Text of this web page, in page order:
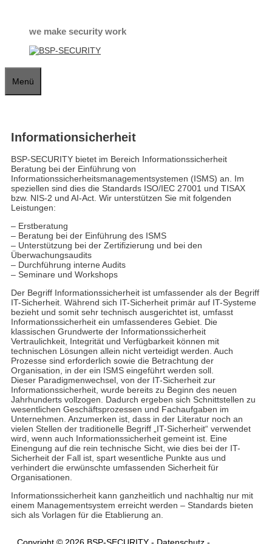
springenwe make security work
Menü
Informationsicherheit
BSP-SECURITY bietet im Bereich Informationssicherheit
Beratung bei der Einführung von
Informationssicherheitsmanagementsystemen (ISMS) an. Im
speziellen sind dies die Standards ISO/IEC 27001 und TISAX
bzw. NIS-2 und AI-Act. Wir unterstützen Sie mit folgenden
Leistungen:
– Erstberatung
– Beratung bei der Einführung des ISMS
– Unterstützung bei der Zertifizierung und bei den
Überwachungsaudits
– Durchführung interne Audits
– Seminare und Workshops
Der Begriff Informationssicherheit ist umfassender als der Begriff
IT-Sicherheit. Während sich IT-Sicherheit primär auf IT-Systeme
bezieht und somit sehr technisch ausgerichtet ist, umfasst
Informationssicherheit ein umfassenderes Gebiet. Die
klassischen Grundwerte der Informationssicherheit
Vertraulichkeit, Integrität und Verfügbarkeit können mit
technischen Lösungen allein nicht verteidigt werden. Auch
Prozesse sind erforderlich sowie die Betrachtung der
Organisation, in der ein ISMS eingeführt werden soll.
Dieser Paradigmenwechsel, von der IT-Sicherheit zur
Informationssicherheit, wurde bereits zu Beginn des neuen
Jahrhunderts vollzogen. Dadurch ergeben sich Schnittstellen zu
wesentlichen Geschäftsprozessen und Fachaufgaben im
Unternehmen. Anzumerken ist, dass in der Literatur noch an
vielen Stellen der traditionelle Begriff „IT-Sicherheit“ verwendet
wird, wenn auch Informationssicherheit gemeint ist. Eine
Einengung auf die rein technische Sicht, wie dies bei der IT-
Sicherheit der Fall ist, spart wesentliche Punkte aus und
verhindert die erwünschte umfassenden Sicherheit für
Organisationen.
Informationssicherheit kann ganzheitlich und nachhaltig nur mit
einem Managementsystem erreicht werden – Standards bieten
sich als Vorlagen für die Etablierung an.